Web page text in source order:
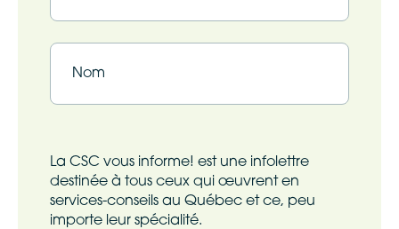
La CSC vous informe! est une infolettre
destinée à tous ceux qui œuvrent en
services-conseils au Québec et ce, peu
importe leur spécialité.